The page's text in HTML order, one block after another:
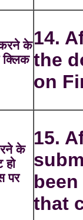
के
क्लिक
14.
the
on
के
हो
पर
15.
that